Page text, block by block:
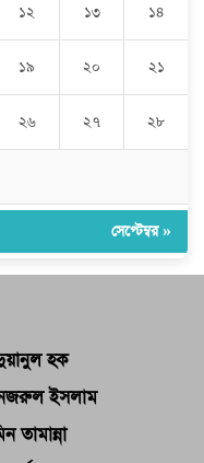
১২ ১৩ ১৪
১৯ ২০ ২১
২৬ ২৭ ২৮
সেপ্টেম্বর »
হক
নজরুল ইসলাম
তামান্না